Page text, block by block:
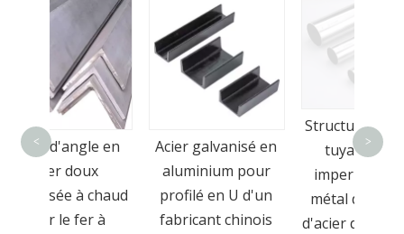
en
Acier galvanisé en
aluminium pour
profilé en U d'un
fabricant chinois
Structure ronde de
tuyau de prix
imperméable en
métal de carbone
d'acier de spirale de
< >